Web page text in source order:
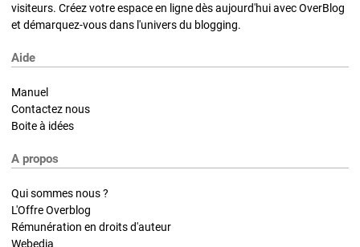
visiteurs. Créez votre espace en ligne dès aujourd'hui avec OverBlog
et démarquez-vous dans l'univers du blogging.
Aide
Manuel
Contactez nous
Boite à idées
A propos
Qui sommes nous ?
L'Offre Overblog
Rémunération en droits d'auteur
Webedia